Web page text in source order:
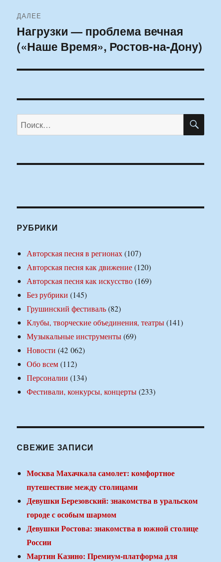
ДАЛЕЕ
Следующая
запись:
Нагрузки — проблема вечная
(«Наше Время», Ростов-на-Дону)
Искать:
РУБРИКИ
Авторская песня в регионах(107)
Авторская песня как движение(120)
Авторская песня как искусство(169)
Без рубрики (145)
Грушинский фестиваль(82)
Клубы, творческие объединения, театры(141)
Музыкальные инструменты(69)
Новости (42 062)
Обо всем(112)
Персоналии (134)
Фестивали, конкурсы, концерты(233)
СВЕЖИЕ ЗАПИСИ
Москва Махачкала самолет: комфортное
путешествие между столицами
Девушки Березовский: знакомства в уральском
городе с особым шармом
Девушки Ростова: знакомства в южной столице
России
Мартин Казино: Премиум-платформа для